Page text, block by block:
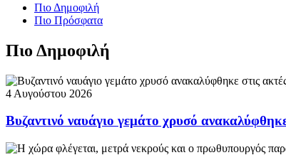
Πιο Δημοφιλή
Πιο Πρόσφατα
Πιο Δημοφιλή
4 Αυγούστου 2026
Βυζαντινό ναυάγιο γεμάτο χρυσό